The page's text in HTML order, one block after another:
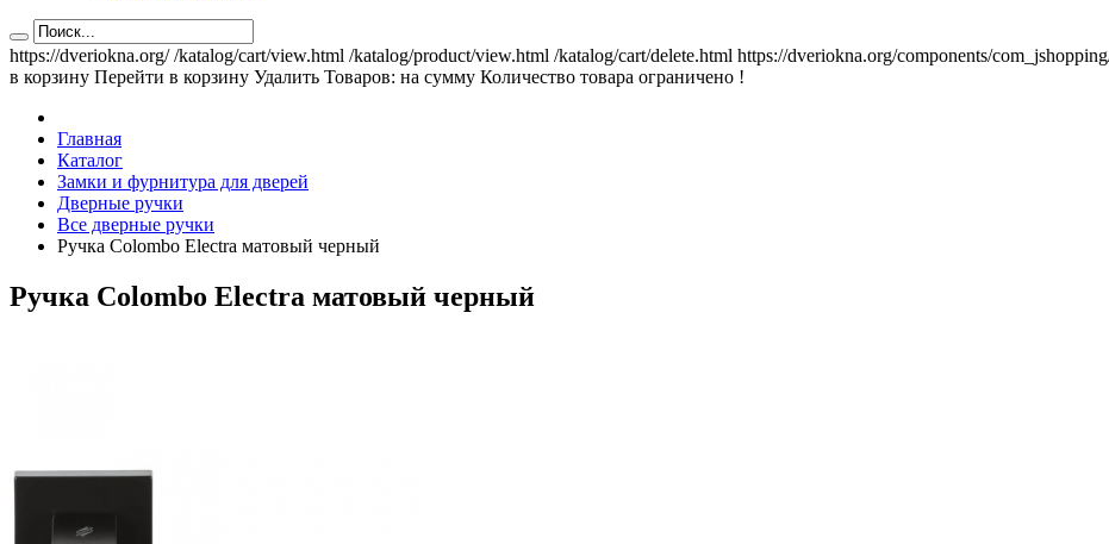
https://dveriokna.org/ /katalog/cart/view.html /katalog/product/view.html /katalog/cart/delete.html https://dveriokna.org/components/
в корзину Перейти в корзину Удалить Товаров: на сумму Количество товара ограничено !
Главная
Каталог
Замки и фурнитура для дверей
Дверные ручки
Все дверные ручки
Ручка Colombo Electra матовый черный
Ручка Colombo Electra матовый черный